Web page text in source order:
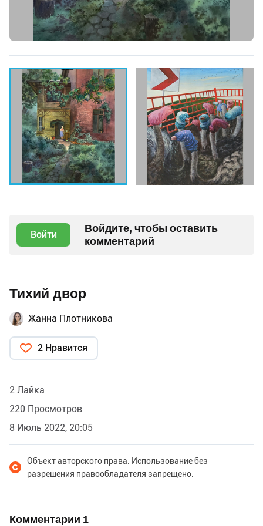
Войти
Войдите, чтобы оставить
комментарий
Тихий двор
Жанна Плотникова
2 Нравится
2 Лайка
220 Просмотров
8 Июль 2022, 20:05
Объект авторского права. Использование без
разрешения правообладателя запрещено.
Комментарии 1